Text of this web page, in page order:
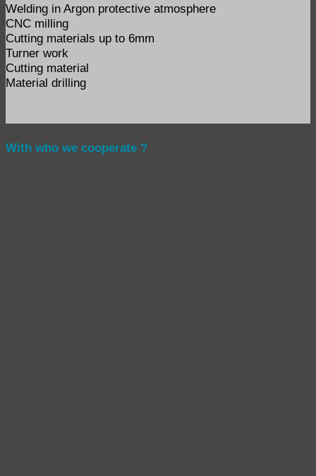
Welding in Argon protective atmosphere
CNC milling
Cutting materials up to 6mm
Turner work
Cutting material
Material drilling
With who we cooperate ?